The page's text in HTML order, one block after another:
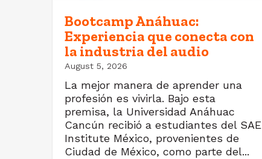
Bootcamp Anáhuac:
Experiencia que conecta con
la industria del audio
August 5, 2026
La mejor manera de aprender una
profesión es vivirla. Bajo esta
premisa, la Universidad Anáhuac
Cancún recibió a estudiantes del SAE
Institute México, provenientes de
Ciudad de México, como parte del...